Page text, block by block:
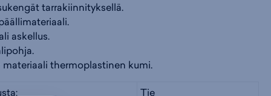
tarrakiinnityksellä.
askellus.
materiaali thermoplastinen kumi.
Tie